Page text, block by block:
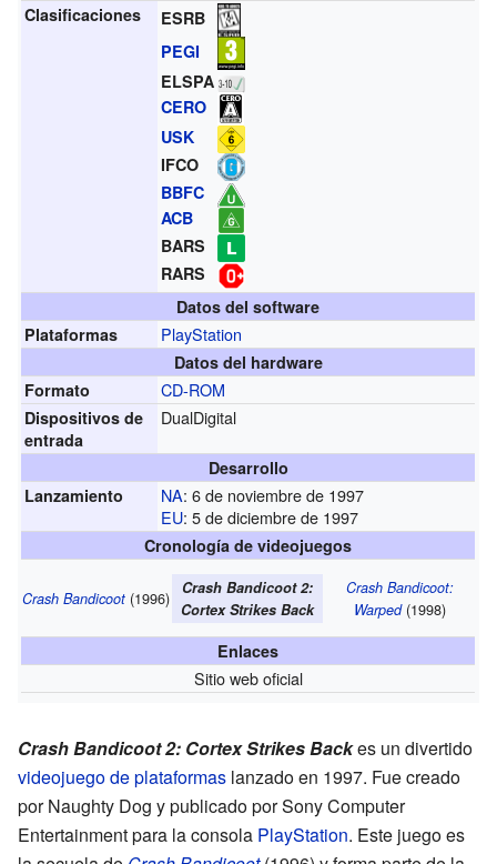
Clasificaciones
ESRB
PEGI
ELSPA
CERO
USK
IFCO
BBFC
ACB
BARS
RARS
Datos del software
Plataformas
PlayStation
Datos del hardware
Formato
CD-ROM
Dispositivos de
entrada
DualDigital
Desarrollo
Lanzamiento
NA: 6 de noviembre de 1997
EU: 5 de diciembre de 1997
Cronología de videojuegos
Crash Bandicoot (1996)
Crash Bandicoot 2:
Cortex Strikes Back
Crash Bandicoot:
Warped(1998)
Enlaces
Sitio web oficial
Crash Bandicoot 2: Cortex Strikes Backes un divertido
videojuego de plataformas lanzado en 1997. Fue creado
por Naughty Dog y publicado por Sony Computer
Entertainment para la consola PlayStation. Este juego es